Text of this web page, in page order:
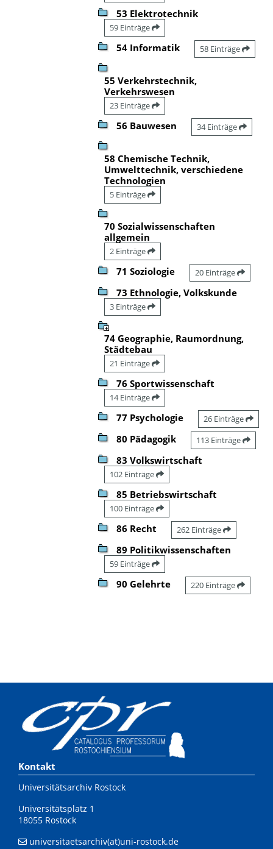
53 Elektrotechnik
59 Einträge
54 Informatik 58 Einträge
55 Verkehrstechnik,
Verkehrswesen
23 Einträge
56 Bauwesen 34 Einträge
58 Chemische Technik,
Umwelttechnik, verschiedene
Technologien
5 Einträge
70 Sozialwissenschaften
allgemein
2 Einträge
71 Soziologie 20 Einträge
73 Ethnologie, Volkskunde
3 Einträge
74 Geographie, Raumordnung,
Städtebau
21 Einträge
76 Sportwissenschaft
14 Einträge
77 Psychologie 26 Einträge
80 Pädagogik 113 Einträge
83 Volkswirtschaft
102 Einträge
85 Betriebswirtschaft
100 Einträge
86 Recht 262 Einträge
89 Politikwissenschaften
59 Einträge
90 Gelehrte 220 Einträge
Kontakt
Universitätsarchiv Rostock
Universitätsplatz 1
18055 Rostock
universitaetsarchiv(at)uni-rostock.de